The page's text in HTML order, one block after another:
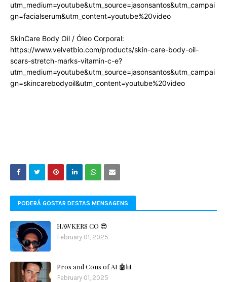
utm_medium=youtube&utm_source=jasonsantos&utm_campai
gn=facialserum&utm_content=youtube%20video
SkinCare Body Oil / Óleo Corporal:
https://www.velvetbio.com/products/skin-care-body-oil-
scars-stretch-marks-vitamin-c-e?
utm_medium=youtube&utm_source=jasonsantos&utm_campai
gn=skincarebodyoil&utm_content=youtube%20video
PODERÁ GOSTAR DESTAS MENSAGENS
HAWKERS CO 😎
February 01, 2025
Pros and Cons of AI 🤖📊
February 01, 2025